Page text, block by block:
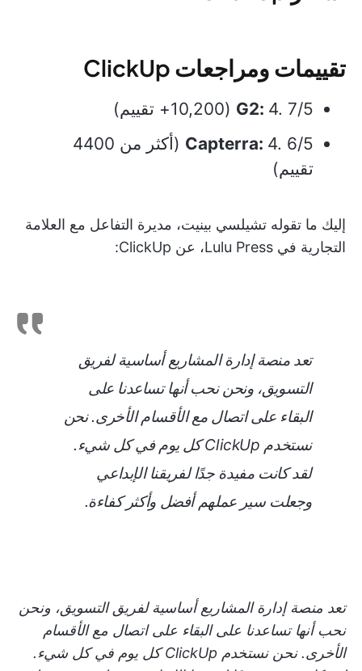
تقييمات ومراجعات ClickUp
G2: 4. 7/5 (10,200+ تقييم)
Capterra:
4. 6/5 (أكثر من 4400
تقييم)
إليك ما تقوله تشيلسي بينيت، مديرة التفاعل مع العلامة
التجارية في Lulu Press، عن ClickUp:
تعد منصة إدارة المشاريع أساسية لفريق
التسويق، ونحن نحب أنها تساعدنا على
البقاء على اتصال مع الأقسام الأخرى. نحن
نستخدم ClickUp كل يوم في كل شيء.
لقد كانت مفيدة جدًا لفريقنا الإبداعي
وجعلت سير عملهم أفضل وأكثر كفاءة.
تعد منصة إدارة المشاريع أساسية لفريق التسويق، ونحن
نحب أنها تساعدنا على البقاء على اتصال مع الأقسام
الأخرى. نحن نستخدم ClickUp كل يوم في كل شيء.